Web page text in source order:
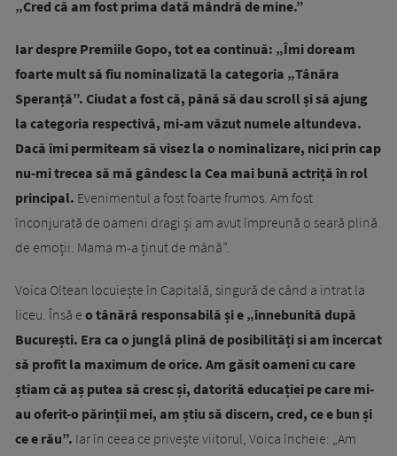
„Cred că am fost prima dată mândră de mine.”
Iar despre Premiile Gopo, tot ea continuă: „Îmi doream
foarte mult să fiu nominalizată la categoria „Tânăra
Speranță”. Ciudat a fost că, până să dau scroll și să ajung
la categoria respectivă, mi-am văzut numele altundeva.
Dacă îmi permiteam să visez la o nominalizare, nici prin cap
nu-mi trecea să mă gândesc la Cea mai bună actriță în rol
principal. Evenimentul a fost foarte frumos. Am fost
înconjurată de oameni dragi și am avut împreună o seară plină
de emoții. Mama m-a ținut de mână”.
Voica Oltean locuiește în Capitală, singură de când a intrat la
liceu. Însă e o tânără responsabilă și e „înnebunită după
București. Era ca o junglă plină de posibilități si am încercat
să profit la maximum de orice. Am găsit oameni cu care
știam că aș putea să cresc și, datorită educației pe care mi-
au oferit-o părinții mei, am știu să discern, cred, ce e bun și
ce e rău”. Iar în ceea ce privește viitorul, Voica încheie: „Am